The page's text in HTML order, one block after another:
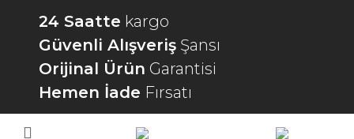
24 Saatte kargo
Güvenli Alışveriş Şansı
Orijinal Ürün Garantisi
Hemen İade Fırsatı